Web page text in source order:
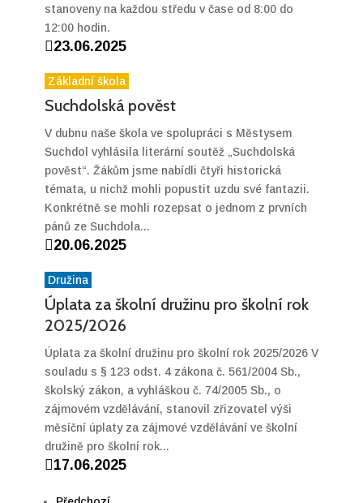
stanoveny na každou středu v čase od 8:00 do
12:00 hodin.
23.06.2025
Základní škola
Suchdolská pověst
V dubnu naše škola ve spolupráci s Městysem
Suchdol vyhlásila literární soutěž „Suchdolská
pověst“. Žákům jsme nabídli čtyři historická
témata, u nichž mohli popustit uzdu své fantazii.
Konkrétně se mohli rozepsat o jednom z prvních
pánů ze Suchdola...
20.06.2025
Družina
Úplata za školní družinu pro školní rok
2025/2026
Úplata za školní družinu pro školní rok 2025/2026 V
souladu s § 123 odst. 4 zákona č. 561/2004 Sb.,
školský zákon, a vyhláškou č. 74/2005 Sb., o
zájmovém vzdělávání, stanovil zřizovatel výši
měsíční úplaty za zájmové vzdělávání ve školní
družině pro školní rok...
17.06.2025